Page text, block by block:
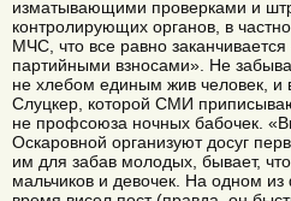
изматывающими проверками и
контролирующих органов, в
МЧС, что все равно
партийными взносами». Не
не хлебом единым жив человек, и
Слуцкер, которой СМИ
не профсоюза ночных бабочек.
Оскаровной организуют досуг
им для забав молодых, бывает,
мальчиков и девочек. На одном